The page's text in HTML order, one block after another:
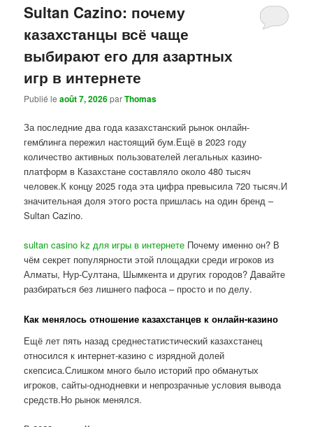
Sultan Cazino: почему
казахстанцы всё чаще
выбирают его для азартных
игр в интернете
Publié leaoût 7, 2026parThomas
За последние два года казахстанский рынок онлайн-
гемблинга пережил настоящий бум.Ещё в 2023 году
количество активных пользователей легальных казино-
платформ в Казахстане составляло около 480 тысяч
человек.К концу 2025 года эта цифра превысила 720 тысяч.И
значительная доля этого роста пришлась на один бренд –
Sultan Cazino.
sultan casino kz для игры в интернете Почему именно он? В
чём секрет популярности этой площадки среди игроков из
Алматы, Нур-Султана, Шымкента и других городов? Давайте
разбираться без лишнего пафоса – просто и по делу.
Как менялось отношение казахстанцев к онлайн-казино
Ещё лет пять назад среднестатистический казахстанец
относился к интернет-казино с изрядной долей
скепсиса.Слишком много было историй про обманутых
игроков, сайты-однодневки и непрозрачные условия вывода
средств.Но рынок менялся.